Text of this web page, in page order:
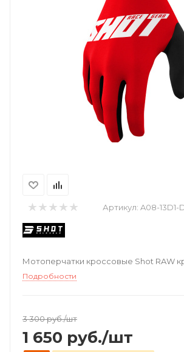
Артикул: A08-13D1-
Мотоперчатки кроссовые Shot RAW
Подробности
3 300руб./шт
1 650 руб./шт